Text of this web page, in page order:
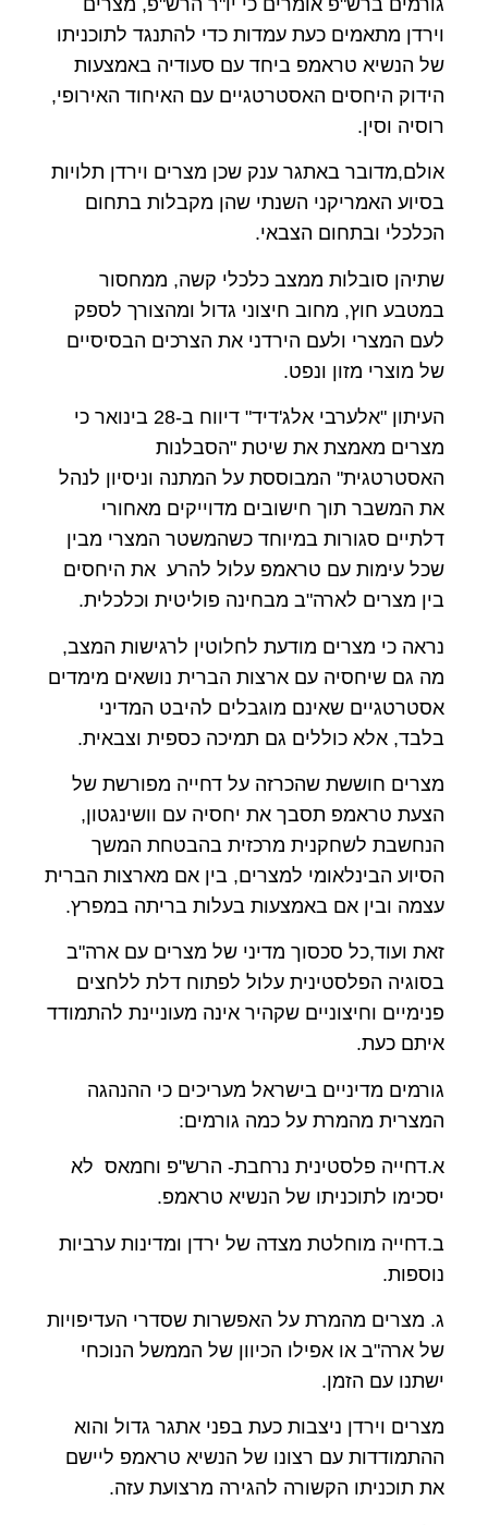
וירדן מתאמים כעת עמדות כדי להתנגד לתוכניתו
של הנשיא טראמפ ביחד עם סעודיה באמצעות
הידוק היחסים האסטרטגיים עם האיחוד האירופי,
רוסיה וסין.
אולם,מדובר באתגר ענק שכן מצרים וירדן תלויות
בסיוע האמריקני השנתי שהן מקבלות בתחום
הכלכלי ובתחום הצבאי.
שתיהן סובלות ממצב כלכלי קשה, ממחסור
במטבע חוץ, מחוב חיצוני גדול ומהצורך לספק
לעם המצרי ולעם הירדני את הצרכים הבסיסיים
של מוצרי מזון ונפט.
העיתון "אלערבי אלג'דיד" דיווח ב-28 בינואר כי
מצרים מאמצת את שיטת "הסבלנות
האסטרטגית" המבוססת על המתנה וניסיון לנהל
את המשבר תוך חישובים מדוייקים מאחורי
דלתיים סגורות במיוחד כשהמשטר המצרי מבין
שכל עימות עם טראמפ עלול להרע את היחסים
בין מצרים לארה"ב מבחינה פוליטית וכלכלית.
נראה כי מצרים מודעת לחלוטין לרגישות המצב,
מה גם שיחסיה עם ארצות הברית נושאים מימדים
אסטרטגיים שאינם מוגבלים להיבט המדיני
בלבד, אלא כוללים גם תמיכה כספית וצבאית.
מצרים חוששת שהכרזה על דחייה מפורשת של
הצעת טראמפ תסבך את יחסיה עם וושינגטון,
הנחשבת לשחקנית מרכזית בהבטחת המשך
הסיוע הבינלאומי למצרים, בין אם מארצות הברית
עצמה ובין אם באמצעות בעלות בריתה במפרץ.
זאת ועוד,כל סכסוך מדיני של מצרים עם ארה"ב
בסוגיה הפלסטינית עלול לפתוח דלת ללחצים
פנימיים וחיצוניים שקהיר אינה מעוניינת להתמודד
איתם כעת.
גורמים מדיניים בישראל מעריכים כי ההנהגה
המצרית מהמרת על כמה גורמים:
א.דחייה פלסטינית נרחבת- הרש"פ וחמאס לא
יסכימו לתוכניתו של הנשיא טראמפ.
ב.דחייה מוחלטת מצדה של ירדן ומדינות ערביות
נוספות.
ג. מצרים מהמרת על האפשרות שסדרי העדיפויות
של ארה"ב או אפילו הכיוון של הממשל הנוכחי
ישתנו עם הזמן.
מצרים וירדן ניצבות כעת בפני אתגר גדול והוא
ההתמודדות עם רצונו של הנשיא טראמפ ליישם
את תוכניתו הקשורה להגירה מרצועת עזה.